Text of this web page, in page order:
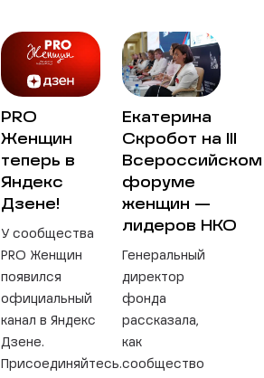
PRO
Женщин
теперь в
Яндекс
Дзене!
У сообщества
PRO Женщин
появился
официальный
канал в Яндекс
Дзене.
Присоединяйтесь.
Екатерина
Скробот на III
Всероссийском
форуме
женщин —
лидеров НКО
Генеральный
директор
фонда
рассказала,
как
сообщество